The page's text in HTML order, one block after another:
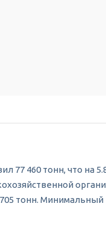
77 460 тонн, что
тонн.